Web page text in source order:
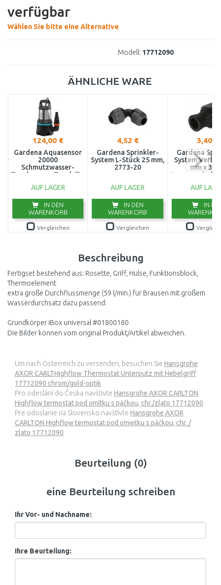
verfügbar
Wählen Sie bitte eine Alternative
Modell: 17712090
ÄHNLICHE WARE
124,00 €
Gardena Aquasensor
20000
Schmutzwasser-
Tauchpumpe,Tauch/Druckpumpe
9044-20
AUF LAGER
IN DEN
WARENKORB
Vergleichen
4,52 €
Gardena Sprinkler-
System L-Stück 25 mm,
2773-20
AUF LAGER
IN DEN
WARENKORB
Vergleichen
3,40 €
Gardena
System
mm x 3/
Innengewinde
AUF
IN
Beschreibung
Fertigset bestehend aus: Rosette, Griff, Hülse, Funktionsblock,
Thermoelement
extra große Durchflussmenge (59 l/min.) für Brausen mit großem
Wasserdurchsatz dazu passend:
Grundkörper iBox universal #01800180
Die Bilder können vom original Produkt/Artikel abweichen.
Um nach Österreich zu versenden, besuchen Sie Hansgrohe
AXOR CARLTHighflow Thermostat Unterputz mit Hebelgriff
17712090 chrom/gold-optik
Pro odeslání do Česka navštivte Hansgrohe AXOR CARLTON
Highflow termostat pod omítku s páčkou, chr./zlato 17712090
Pre odoslanie na Slovensko navštívte Hansgrohe AXOR
CARLTON Highflow termostat pod omietku s páčkou, chr. /
zlato 17712090
Beurteilung (0)
eine Beurteilung schreiben
Ihr Vor- und Nachname:
Ihre Beurteilung: